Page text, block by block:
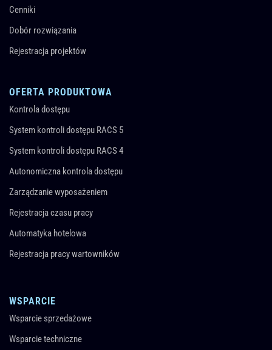
Cenniki
Dobór rozwiązania
Rejestracja projektów
OFERTA PRODUKTOWA
Kontrola dostępu
System kontroli dostępu RACS 5
System kontroli dostępu RACS 4
Autonomiczna kontrola dostępu
Zarządzanie wyposażeniem
Rejestracja czasu pracy
Automatyka hotelowa
Rejestracja pracy wartowników
WSPARCIE
Wsparcie sprzedażowe
Wsparcie techniczne